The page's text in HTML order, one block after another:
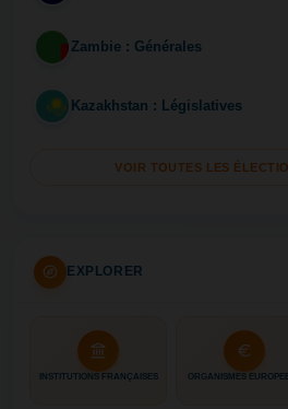
Zambie : Générales
Kazakhstan : Législatives
VOIR TOUTES LES
EXPLORER
INSTITUTIONS FRANÇAISES ORGANISMES